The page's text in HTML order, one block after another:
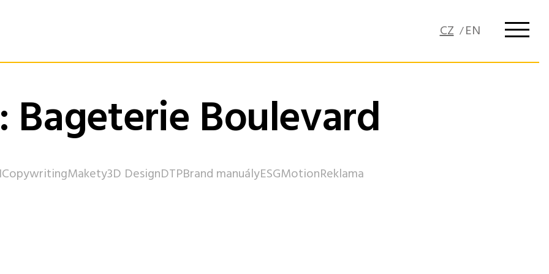
Bageterie Boulevard
CopywritingMakety3D DesignDTPBrand manuályESGMotionReklama